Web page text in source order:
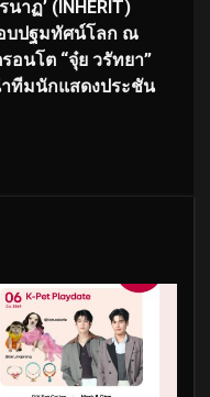
าฏ’ (INHERIT)
บปฐมทัศน์โลก ณ
นโต “จุ๋ย วรัทยา”
ทีมนักแสดงประชัน